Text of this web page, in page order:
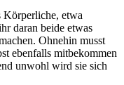
Körperliche, etwa
daran beide etwas
Ohnehin musst
ebenfalls mitbekommen
unwohl wird sie sich